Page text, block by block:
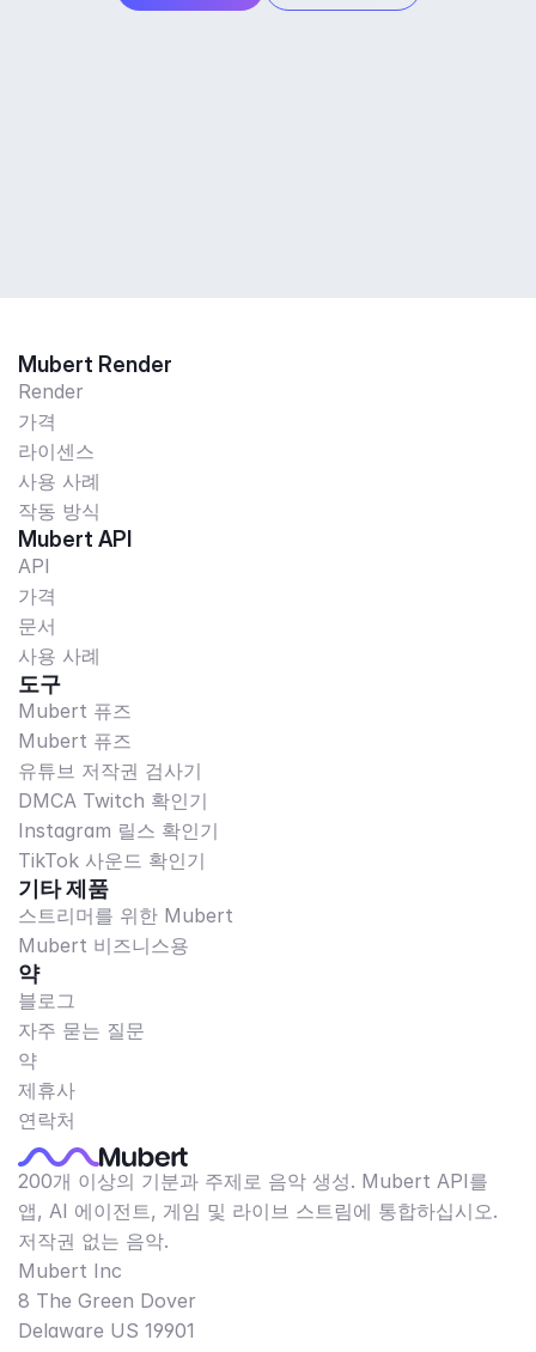
Mubert Render
Render
가격
라이센스
사용 사례
작동 방식
Mubert API
API
가격
문서
사용 사례
도구
Mubert 퓨즈
Mubert 퓨즈
유튜브 저작권 검사기
DMCA Twitch 확인기
Instagram 릴스 확인기
TikTok 사운드 확인기
기타 제품
스트리머를 위한 Mubert
Mubert 비즈니스용
약
블로그
자주 묻는 질문
약
제휴사
연락처
200개 이상의 기분과 주제로 음악 생성. Mubert API를
앱, AI 에이전트, 게임 및 라이브 스트림에 통합하십시오.
저작권 없는 음악.
Mubert Inc
8 The Green Dover
Delaware US 19901​